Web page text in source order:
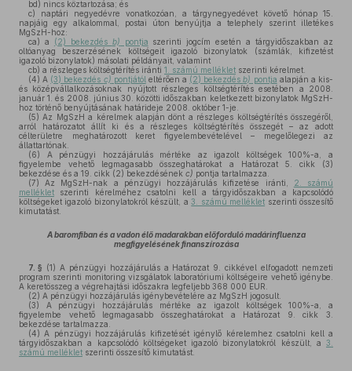
bd) nincs köztartozása; és
c) naptári negyedévre vonatkozóan, a tárgynegyedévet követő hónap 15.
napjáig egy alkalommal, postai úton benyújtja a telephely szerint illetékes
MgSzH-hoz:
ca) a (2) bekezdés b) pontja szerinti jogcím esetén a tárgyidőszakban az
oltóanyag beszerzésének költségeit igazoló bizonylatok (számlák, kifizetést
igazoló bizonylatok) másolati példányait, valamint
cb) a részleges költségtérítés iránti 1. számú melléklet szerinti kérelmet.
(4) A (3) bekezdés c) pontjától eltérően a (2) bekezdésb) pontja alapján a kis-
és középvállalkozásoknak nyújtott részleges költségtérítés esetében a 2008.
január 1. és 2008. június 30. közötti időszakban keletkezett bizonylatok MgSzH-
hoz történő benyújtásának határideje 2008. október 1-je.
(5) Az MgSzH a kérelmek alapján dönt a részleges költségtérítés összegéről,
arról határozatot állít ki és a részleges költségtérítés összegét – az adott
célterületre meghatározott keret figyelembevételével – megelőlegezi az
állattartónak.
(6) A pénzügyi hozzájárulás mértéke az igazolt költségek 100%-a, a
figyelembe vehető legmagasabb összeghatárokat a Határozat 5. cikk (3)
bekezdése és a 19. cikk (2) bekezdésének c) pontja tartalmazza.
(7) Az MgSzH-nak a pénzügyi hozzájárulás kifizetése iránti,
2. számú
melléklet szerinti kérelméhez csatolni kell a tárgyidőszakban a kapcsolódó
költségeket igazoló bizonylatokról készült, a3. számú melléklet szerinti összesítő
kimutatást.
A baromfiban és a vadon élő madarakban előforduló madárinfluenza
megfigyelésének finanszírozása
7. § (1) A pénzügyi hozzájárulás a Határozat 9. cikkével elfogadott nemzeti
program szerinti monitoring vizsgálatok laboratóriumi költségeire vehető igénybe.
A keretösszeg a végrehajtási időszakra legfeljebb 368 000 EUR.
(2) A pénzügyi hozzájárulás igénybevételére az MgSzH jogosult.
(3) A pénzügyi hozzájárulás mértéke az igazolt költségek 100%-a, a
figyelembe vehető legmagasabb összeghatárokat a Határozat 9. cikk 3.
bekezdése tartalmazza.
(4) A pénzügyi hozzájárulás kifizetését igénylő kérelemhez csatolni kell a
tárgyidőszakban a kapcsolódó költségeket igazoló bizonylatokról készült, a 3.
számú melléklet szerinti összesítő kimutatást.